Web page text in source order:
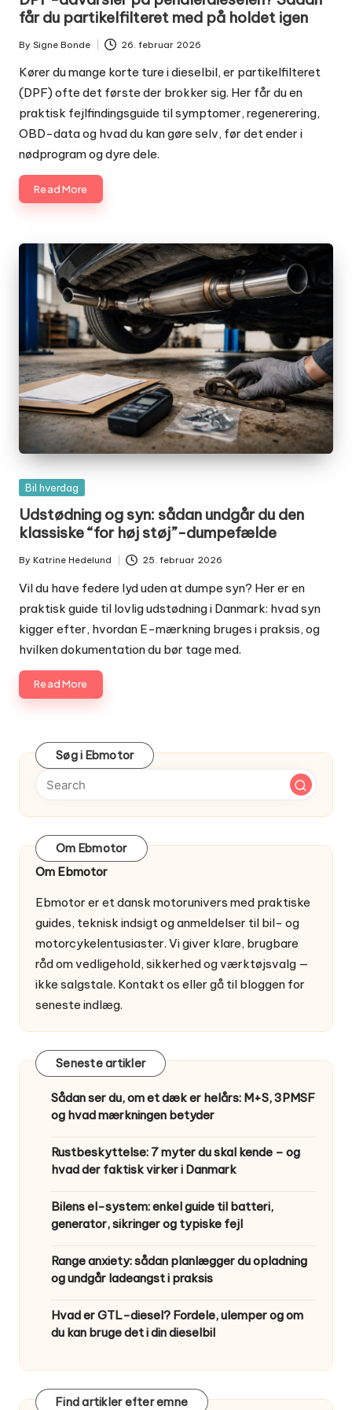
får du partikelfilteret med på holdet igen
Posted
by
By Signe Bonde 26. februar 2026
Kører du mange korte ture i dieselbil, er partikelfilteret
(DPF) ofte det første der brokker sig. Her får du en
praktisk fejlfindingsguide til symptomer, regenerering,
OBD-data og hvad du kan gøre selv, før det ender i
nødprogram og dyre dele.
Read More
Posted
Bil hverdag
Udstødning og syn: sådan undgår du den
klassiske “for høj støj”-dumpefælde
Posted
by
By Katrine Hedelund 25. februar 2026
Vil du have federe lyd uden at dumpe syn? Her er en
praktisk guide til lovlig udstødning i Danmark: hvad syn
kigger efter, hvordan E-mærkning bruges i praksis, og
hvilken dokumentation du bør tage med.
Read More
Søg i Ebmotor
Om Ebmotor
Om Ebmotor
Ebmotor er et dansk motorunivers med praktiske
guides, teknisk indsigt og anmeldelser til bil- og
motorcykelentusiaster. Vi giver klare, brugbare
råd om vedligehold, sikkerhed og værktøjsvalg —
ikke salgstale. Kontakt os eller gå til bloggen for
seneste indlæg.
Seneste artikler
Sådan ser du, om et dæk er helårs: M+S, 3PMSF
og hvad mærkningen betyder
Rustbeskyttelse: 7 myter du skal kende – og
hvad der faktisk virker i Danmark
Bilens el-system: enkel guide til batteri,
generator, sikringer og typiske fejl
Range anxiety: sådan planlægger du opladning
og undgår ladeangst i praksis
Hvad er GTL-diesel? Fordele, ulemper og om
du kan bruge det i din dieselbil
Find artikler efter emne